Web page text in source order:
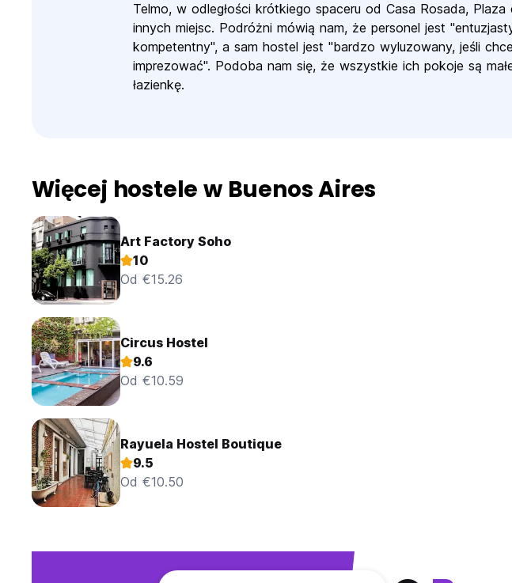
Telmo, w odległości krótkiego spaceru od Casa Rosada,
innych miejsc. Podróżni mówią nam, że personel jest
kompetentny", a sam hostel jest "bardzo wyluzowany, jeśli
imprezować". Podoba nam się, że wszystkie ich pokoje są
łazienkę.
Więcej hostele w Buenos Aires
Art Factory Soho
10
Od €15.26
Circus Hostel
9.6
Od €10.59
Rayuela Hostel Boutique
9.5
Od €10.50